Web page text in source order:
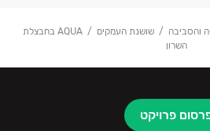
והסביבה שושנת העמקים
AQUA בחבצלת
השרון
פרויקט